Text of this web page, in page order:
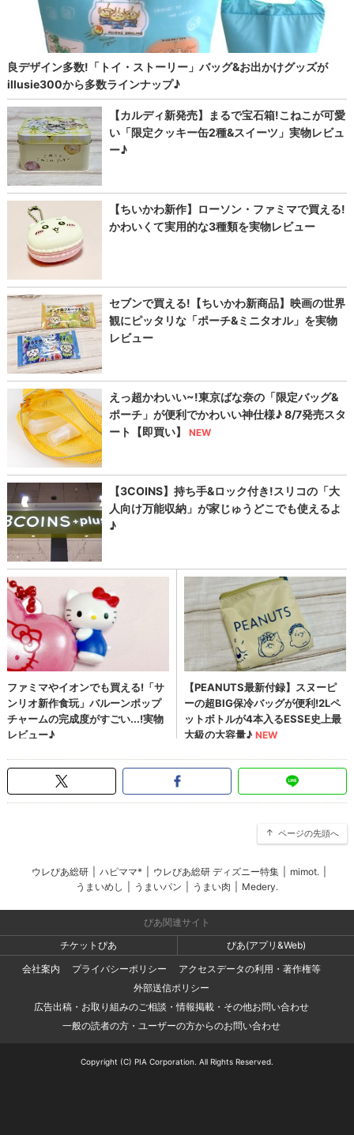
ページの先頭へ
ウレぴあ総研 ハピママ* ウレぴあ総研 ディズニー特集 mimot.
うまいめし
うまいパン うまい肉 Medery.
ぴあ関連サイト
チケットぴあ
ぴあ(アプリ&Web)
会社案内
プライバシーポリシー
アクセスデータの利用・著作権等
外部送信ポリシー
広告出稿・お取り組みのご相談・情報掲載・その他お問い合わせ
一般の読者の方・ユーザーの方からのお問い合わせ
Copyright (C) PIA Corporation. All Rights Reserved.